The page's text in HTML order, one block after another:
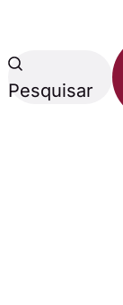
Pesquisar